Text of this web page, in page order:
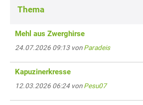
Thema
Mehl aus Zwerghirse
24.07.2026 09:13 vonParadeis
Kapuzinerkresse
12.03.2026 06:24 vonPesu07